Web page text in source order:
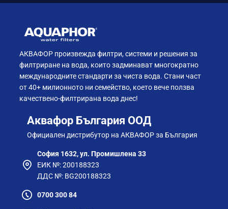
АКВАФОР произвежда филтри, системи и решения за
филтриране на вода, които задминават многократно
международните стандарти за чиста вода. Стани част
от 40+ милионното ни семейство, което вече ползва
качествено-филтрирана вода днес!
Аквафор България ООД
Официален дистрибутор на АКВАФОР за България
София 1632, ул. Промишлена 33
ЕИК №: 200188323
ДДС №: BG200188323
0700 300 84